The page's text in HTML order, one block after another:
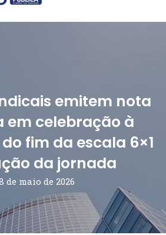
emitem nota
em celebração à
fim da escala 6×1
da jornada
de maio de 2026